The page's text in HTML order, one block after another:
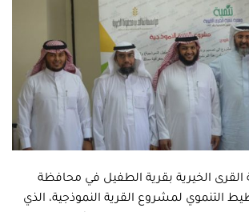
الخيرية بقرية الطفيل في محافظة
التنموي لمشروع القرية النموذجية، الذي